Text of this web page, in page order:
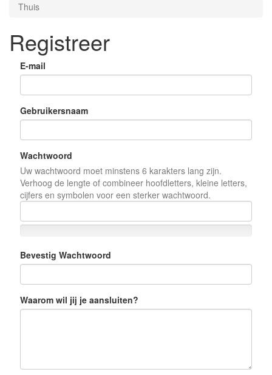
Thuis
Registreer
E-mail
Gebruikersnaam
Wachtwoord
Uw wachtwoord moet minstens 6 karakters lang zijn.
Verhoog de lengte of combineer hoofdletters, kleine letters,
cijfers en symbolen voor een sterker wachtwoord.
Bevestig Wachtwoord
Waarom wil jij je aansluiten?